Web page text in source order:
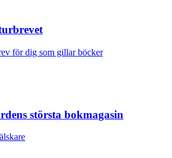
för dig som gillar böcker
största bokmagasin